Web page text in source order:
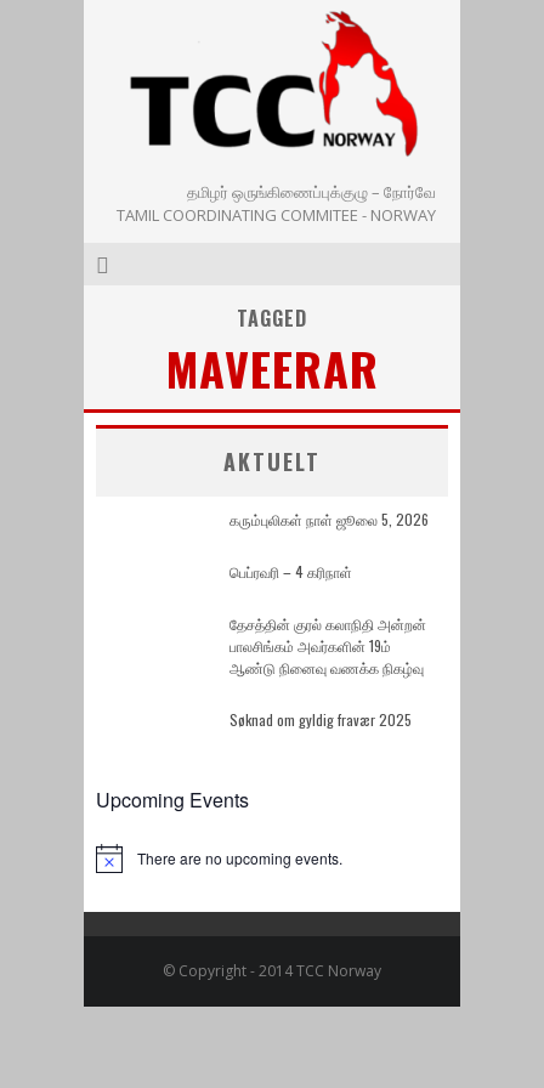
தமிழர் ஒருங்கிணைப்புக்குழு – நோர்வே
TAMIL COORDINATING COMMITEE - NORWAY
TAGGED
MAVEERAR
AKTUELT
கரும்புலிகள் நாள் ஜூலை 5, 2026
பெப்ரவரி – 4 கரிநாள்
தேசத்தின் குரல் கலாநிதி அன்றன்
பாலசிங்கம் அவர்களின் 19ம்
ஆண்டு நினைவு வணக்க நிகழ்வு
Søknad om gyldig fravær 2025
Upcoming Events
Notice There are no upcoming events.
© Copyright - 2014 TCC Norway